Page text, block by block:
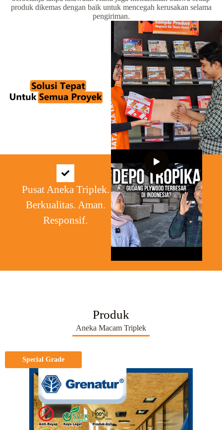
produk dikemas dengan baik untuk mencegah kerusakan selama
pengiriman.
Pusat Aneka Triplek.
Berkualitas. Aman.
Responsif.
Produk
Aneka Macam Triplek
Special Grade